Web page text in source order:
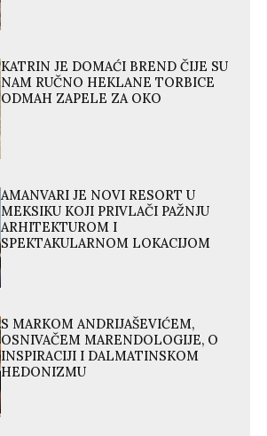
KATRIN JE DOMAĆI BREND ČIJE SU
NAM RUČNO HEKLANE TORBICE
ODMAH ZAPELE ZA OKO
AMANVARI JE NOVI RESORT U
MEKSIKU KOJI PRIVLAČI PAŽNJU
ARHITEKTUROM I
SPEKTAKULARNOM LOKACIJOM
S MARKOM ANDRIJAŠEVIĆEM,
OSNIVAČEM MARENDOLOGIJE, O
INSPIRACIJI I DALMATINSKOM
HEDONIZMU